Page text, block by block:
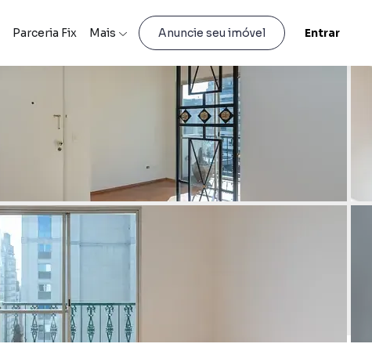
Parceria Fix Mais Anuncie seu imóvel Entrar